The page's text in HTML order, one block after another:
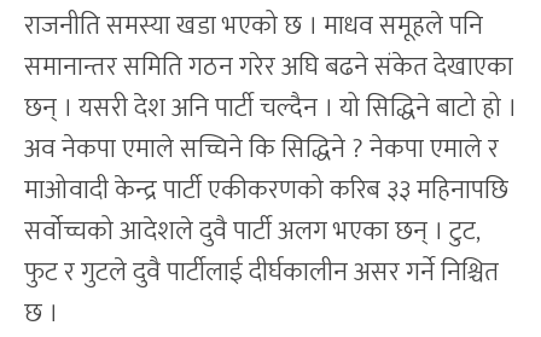
राजनीति समस्या खडा भएको छ । माधव समूहले पनि
समानान्तर समिति गठन गरेर अघि बढने संकेत देखाएका
छन् । यसरी देश अनि पार्टी चल्दैन । यो सिद्धिने बाटो हो ।
अव नेकपा एमाले सच्चिने कि सिद्धिने ? नेकपा एमाले र
माओवादी केन्द्र पार्टी एकीकरणको करिब ३३ महिनापछि
सर्वोच्चको आदेशले दुवै पार्टी अलग भएका छन् । टुट,
फुट र गुटले दुवै पार्टीलाई दीर्घकालीन असर गर्ने निश्चित
छ ।